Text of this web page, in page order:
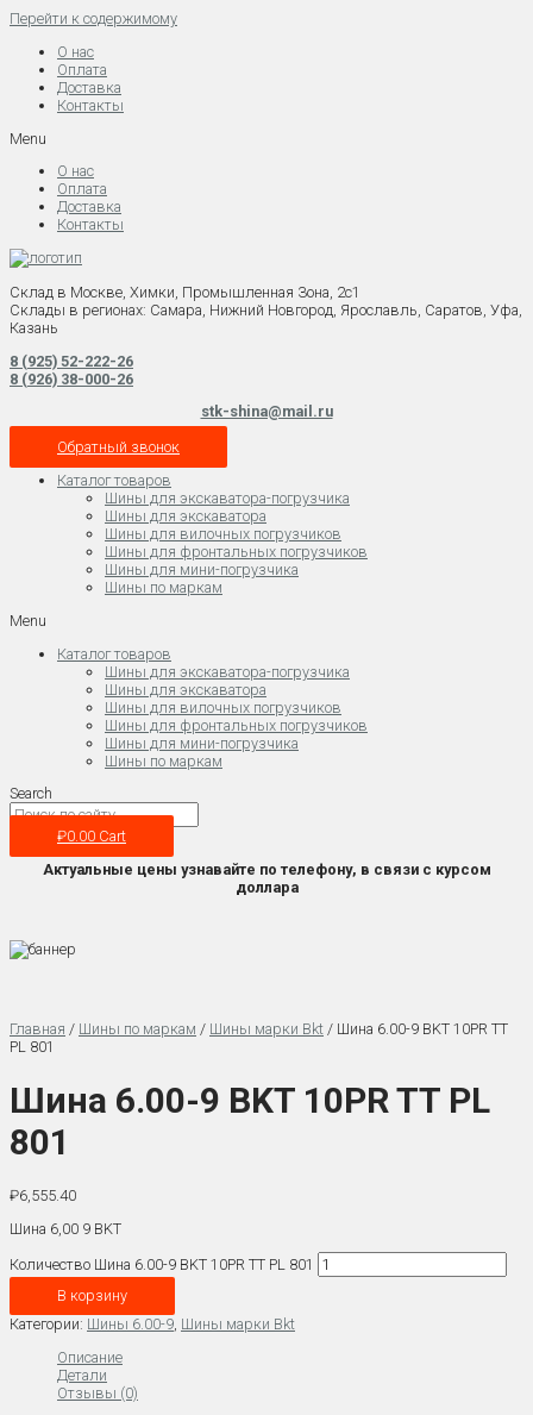
Перейти к содержимому
О нас
Оплата
Доставка
Контакты
Menu
О нас
Оплата
Доставка
Контакты
Склад в Москве, Химки, Промышленная Зона, 2с1
Склады в регионах: Самара, Нижний Новгород, Ярославль, Саратов, Уфа,
Казань
8 (925) 52-222-26
8 (926) 38-000-26
stk-shina@mail.ru
Обратный звонок
Каталог товаров
Шины для экскаватора-погрузчика
Шины для экскаватора
Шины для вилочных погрузчиков
Шины для фронтальных погрузчиков
Шины для мини-погрузчика
Шины по маркам
Menu
Каталог товаров
Шины для экскаватора-погрузчика
Шины для экскаватора
Шины для вилочных погрузчиков
Шины для фронтальных погрузчиков
Шины для мини-погрузчика
Шины по маркам
Search
₽0.00 Cart
Актуальные цены узнавайте по телефону, в связи с курсом
доллара
Главная / Шины по маркам / Шины марки Bkt / Шина 6.00-9 BKT 10PR TT
PL 801
Шина 6.00-9 BKT 10PR TT PL
801
₽6,555.40
Шина 6,00 9 BKT
Количество Шина 6.00-9 BKT 10PR TT PL 801
В корзину
Категории: Шины 6.00-9, Шины марки Bkt
Описание
Детали
Отзывы (0)